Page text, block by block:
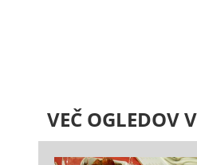
VEČ OGLEDOV